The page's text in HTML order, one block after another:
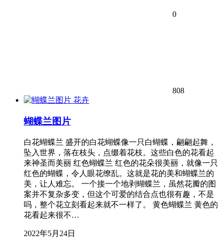
0
808
花卉
蝴蝶兰图片
白花蝴蝶兰 盛开的白花蝴蝶像一只白蝴蝶，翩翩起舞，
坠入世界，落在枝头，点缀着花枝。这些白色的花看起
来神圣而美丽 红色蝴蝶兰 红色的花朵很美丽，就像一只
红色的蝴蝶，令人眼花缭乱。这就是花的美和蝴蝶兰的
美，让人难忘。 一个接一个地剥蝴蝶兰，虽然花瓣的图
案并不复杂多变，但这个可爱的结合点也很有趣，不是
吗，整个花立刻看起来就不一样了。 黄色蝴蝶兰 黄色的
花看起来很不…
2022年5月24日